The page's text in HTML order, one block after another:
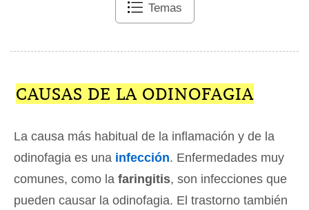
Temas
CAUSAS DE LA ODINOFAGIA
La causa más habitual de la inflamación y de la
odinofagia es una infección. Enfermedades muy
comunes, como la faringitis, son infecciones que
pueden causar la odinofagia. El trastorno también